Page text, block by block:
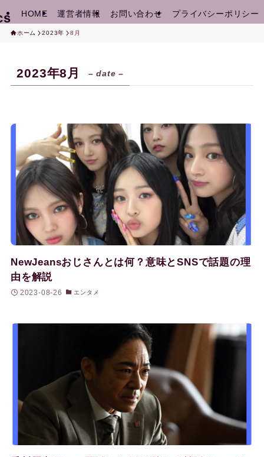
HOME 運営者情報 お問い合わせ プライバシーポリシー
ホーム 2023年 8月
2023年8月 – date –
NewJeansおじさんとは何？意味とSNSで話題の理
由を解説
2023-08-26 エンタメ